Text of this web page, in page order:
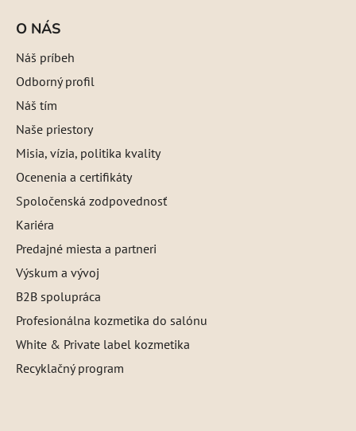
O NÁS
Náš príbeh
Odborný profil
Náš tím
Naše priestory
Misia, vízia, politika kvality
Ocenenia a certifikáty
Spoločenská zodpovednosť
Kariéra
Predajné miesta a partneri
Výskum a vývoj
B2B spolupráca
Profesionálna kozmetika do salónu
White & Private label kozmetika
Recyklačný program